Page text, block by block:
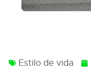
Estilo de vida